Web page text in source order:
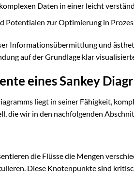
Daten in einer leicht
Potentialen zur Optimierung in
Informationsübermittlung und
auf der Grundlage klar
eines Sankey
liegt in seiner Fähigkeit,
die wir in den nachfolgenden
die Flüsse die Mengen
Diese Knotenpunkte sind